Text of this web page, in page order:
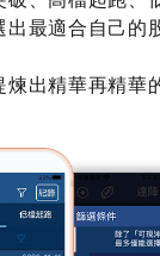
最適合自己的
出精華再精華